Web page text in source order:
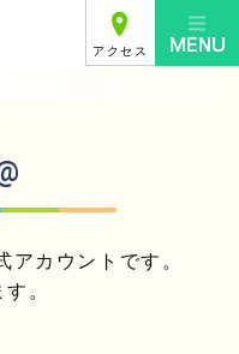
アクセス
カウントです。
。